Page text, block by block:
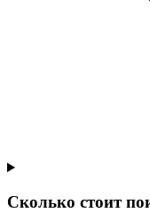
Сколько стоит